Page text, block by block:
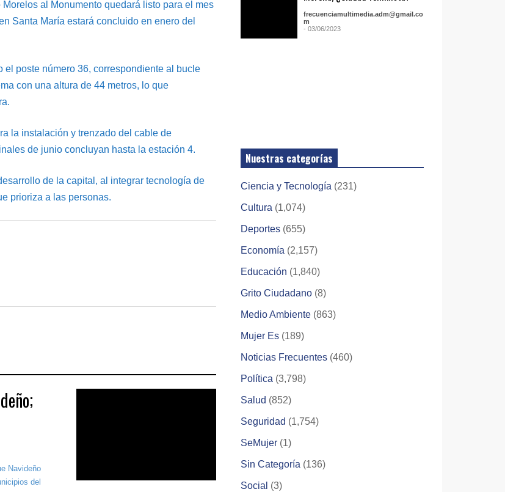
al Monumento quedará listo para el mes
Santa María estará concluido en enero del
poste número 36, correspondiente al bucle
con una altura de 44 metros, lo que
la instalación y trenzado del cable de
de junio concluyan hasta la estación 4.
de la capital, al integrar tecnología de
prioriza a las personas.
Navideño
del
frecuenciamultimedia.adm@gmail.co
m
- 03/06/2023
Nuestras categorías
Ciencia y Tecnología (231)
Cultura (1,074)
Deportes (655)
Economía (2,157)
Educación (1,840)
Grito Ciudadano (8)
Medio Ambiente (863)
Mujer Es (189)
Noticias Frecuentes (460)
Política (3,798)
Salud (852)
Seguridad (1,754)
SeMujer (1)
Sin Categoría (136)
Social (3)